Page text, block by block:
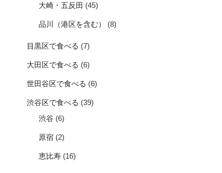
大崎・五反田 (45)
品川（港区を含む） (8)
目黒区で食べる (7)
大田区で食べる (6)
世田谷区で食べる (6)
渋谷区で食べる (39)
渋谷 (6)
原宿 (2)
恵比寿 (16)